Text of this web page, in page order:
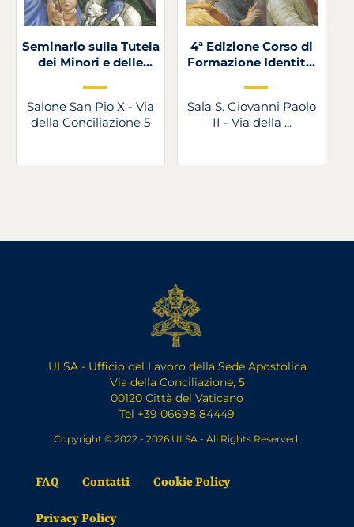
Seminario sulla Tutela
dei Minori e delle
Vaticano
Salone San Pio X - Via
della Conciliazione 5
4ª Edizione Corso di
Formazione Identità,
Ascolto in Vaticano
Sala S. Giovanni Paolo
II - Via della ...
ULSA - Ufficio del Lavoro della Sede Apostolica
Via della Conciliazione, 5
00120 Città del Vaticano
Tel +39 06698 84449
Copyright © 2022 - 2026 ULSA - All Rights Reserved.
FAQ Contatti Cookie Policy
Privacy Policy